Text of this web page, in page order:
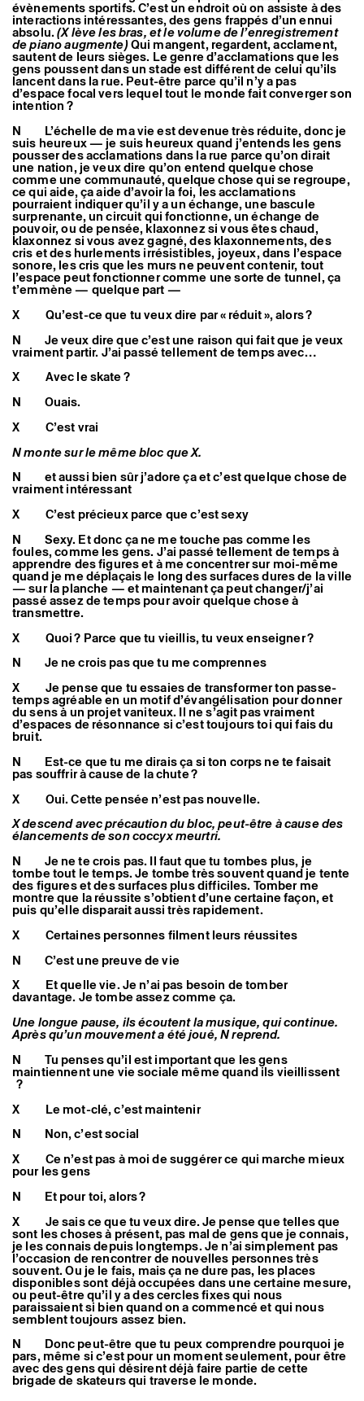
évènements sportifs. C’est un endroit où on assiste à des
interactions intéressantes, des gens frappés d’un ennui
absolu.(X lève les bras, et le volume de l’enregistrement
de piano augmente)Qui mangent, regardent, acclament,
sautent de leurs sièges. Le genre d’acclamations que les
gens poussent dans un stade est différent de celui qu’ils
lancent dans la rue. Peut-être parce qu’il n’y a pas
d’espace focal vers lequel tout le monde fait converger son
intention ?
N L’échelle de ma vie est devenue très réduite, donc je
suis heureux — je suis heureux quand j’entends les gens
pousser des acclamations dans la rue parce qu’on dirait
une nation, je veux dire qu’on entend quelque chose
comme une communauté, quelque chose qui se regroupe,
ce qui aide, ça aide d’avoir la foi, les acclamations
pourraient indiquer qu’il y a un échange, une bascule
surprenante, un circuit qui fonctionne, un échange de
pouvoir, ou de pensée, klaxonnez si vous êtes chaud,
klaxonnez si vous avez gagné, des klaxonnements, des
cris et des hurlements irrésistibles, joyeux, dans l’espace
sonore, les cris que les murs ne peuvent contenir, tout
l’espace peut fonctionner comme une sorte de tunnel, ça
t’emmène — quelque part —
X Qu’est-ce que tu veux dire par « réduit », alors ?
N Je veux dire que c’est une raison qui fait que je veux
vraiment partir. J’ai passé tellement de temps avec…
X Avec le skate ?
N Ouais.
X C’est vrai
N monte sur le même bloc que X.
N et aussi bien sûr j’adore ça et c’est quelque chose de
vraiment intéressant
X C’est précieux parce que c’est sexy
N Sexy. Et donc ça ne me touche pas comme les
foules, comme les gens. J’ai passé tellement de temps à
apprendre des figures et à me concentrer sur moi-même
quand je me déplaçais le long des surfaces dures de la ville
— sur la planche — et maintenant ça peut changer/j’ai
passé assez de temps pour avoir quelque chose à
transmettre.
X Quoi ? Parce que tu vieillis, tu veux enseigner ?
N Je ne crois pas que tu me comprennes
X Je pense que tu essaies de transformer ton passe-
temps agréable en un motif d’évangélisation pour donner
du sens à un projet vaniteux. Il ne s’agit pas vraiment
d’espaces de résonnance si c’est toujours toi qui fais du
bruit.
N Est-ce que tu me dirais ça si ton corps ne te faisait
pas souffrir à cause de la chute ?
X Oui. Cette pensée n’est pas nouvelle.
X descend avec précaution du bloc, peut-être à cause des
élancements de son coccyx meurtri.
N Je ne te crois pas. Il faut que tu tombes plus, je
tombe tout le temps. Je tombe très souvent quand je tente
des figures et des surfaces plus difficiles. Tomber me
montre que la réussite s’obtient d’une certaine façon, et
puis qu’elle disparait aussi très rapidement.
X Certaines personnes filment leurs réussites
N C’est une preuve de vie
X Et quelle vie. Je n’ai pas besoin de tomber
davantage. Je tombe assez comme ça.
Une longue pause, ils écoutent la musique, qui continue.
Après qu’un mouvement a été joué, N reprend.
N Tu penses qu’il est important que les gens
maintiennent une vie sociale même quand ils vieillissent
?
X Le mot-clé, c’est maintenir
N Non, c’est social
X Ce n’est pas à moi de suggérer ce qui marche mieux
pour les gens
N Et pour toi, alors ?
X Je sais ce que tu veux dire. Je pense que telles que
sont les choses à présent, pas mal de gens que je connais,
je les connais depuis longtemps. Je n’ai simplement pas
l’occasion de rencontrer de nouvelles personnes très
souvent. Ou je le fais, mais ça ne dure pas, les places
disponibles sont déjà occupées dans une certaine mesure,
ou peut-être qu’il y a des cercles fixes qui nous
paraissaient si bien quand on a commencé et qui nous
semblent toujours assez bien.
N Donc peut-être que tu peux comprendre pourquoi je
pars, même si c’est pour un moment seulement, pour être
avec des gens qui désirent déjà faire partie de cette
brigade de skateurs qui traverse le monde.